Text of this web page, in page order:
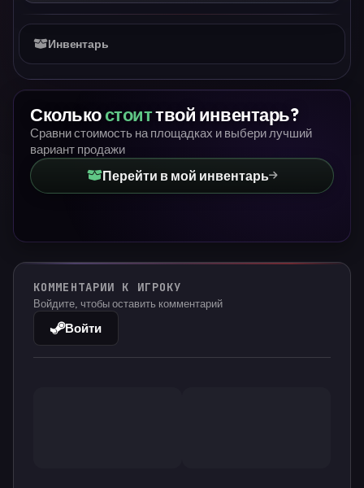
Инвентарь
Сколькостоиттвой инвентарь?
Сравни стоимость на площадках и выбери лучший
вариант продажи
Перейти в мой инвентарь
КОММЕНТАРИИ К ИГРОКУ
Войдите, чтобы оставить комментарий
Войти